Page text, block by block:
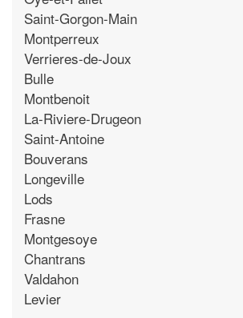
Saint-Gorgon-Main
Montperreux
Verrieres-de-Joux
Bulle
Montbenoit
La-Riviere-Drugeon
Saint-Antoine
Bouverans
Longeville
Lods
Frasne
Montgesoye
Chantrans
Valdahon
Levier